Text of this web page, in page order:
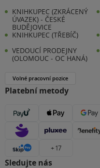
KNIHKUPEC (ZKRÁCENÝ
ÚVAZEK) - ČESKÉ
BUDĚJOVICE
KNIHKUPEC (TŘEBÍČ)
VEDOUCÍ PRODEJNY
(OLOMOUC - OC HANÁ)
Volné pracovní pozice
Platební metody
+ 17
Sledujte nás